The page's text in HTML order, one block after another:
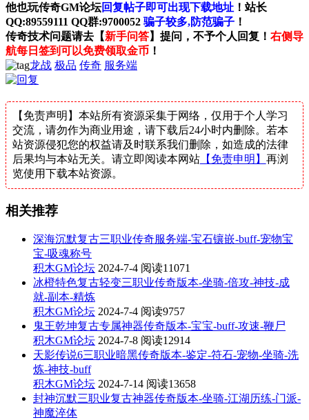
他也玩传奇GM论坛回复帖子即可出现下载地址 ！站长
QQ:89559111 QQ群:9700052 骗子较多,防范骗子 ！
传奇技术问题请去【新手问答】提问，不予个人回复！ 右侧导
航每日签到可以免费领取金币 ！
龙战 极品 传奇 服务端
【免责声明】本站所有资源采集于网络，仅用于个人学习
交流，请勿作为商业用途，请下载后24小时内删除。若本
站资源侵犯您的权益请及时联系我们删除，如造成的法律
后果均与本站无关。请立即阅读本网站【免责申明】 再浏
览使用下载本站资源。
相关推荐
深海沉默复古三职业传奇服务端-宝石镶嵌-buff-宠物宝
宝-吸魂称号
积木GM论坛 2024-7-4 阅读11071
冰橙特色复古轻变三职业传奇版本-坐骑-倍攻-神技-成
就-副本-精炼
积木GM论坛 2024-7-4 阅读9757
鬼王乾坤复古专属神器传奇版本-宝宝-buff-攻速-鞭尸
积木GM论坛 2024-7-8 阅读12914
天影传说6三职业暗黑传奇版本-鉴定-符石-宠物-坐骑-洗
炼-神技-buff
积木GM论坛 2024-7-14 阅读13658
封神沉默三职业复古神器传奇版本-坐骑-江湖历练-门派-
神魔淬体